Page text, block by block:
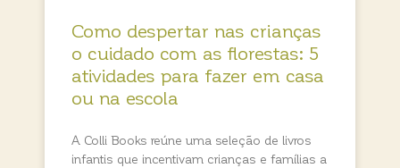
Como despertar nas crianças
o cuidado com as florestas: 5
atividades para fazer em casa
ou na escola
A Colli Books reúne uma seleção de livros
infantis que incentivam crianças e famílias a